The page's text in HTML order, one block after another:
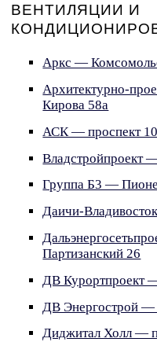
ВЕНТИЛЯЦИИ И
Аркс —
Архитектурно-
Кирова 58а
АСК — проспект
Владстройпроект
Группа Б3 —
Даичи-
Партизанский 26
ДВ Курортпроект
ДВ Энергострой
Диджитал Холл —